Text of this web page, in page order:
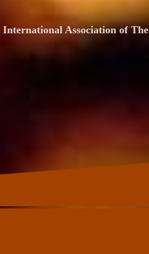
Association of